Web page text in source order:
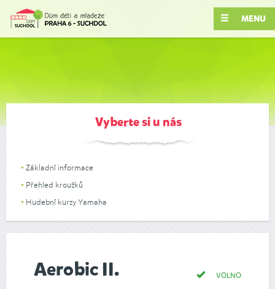
MENU
Vyberte si u nás
Základní informace
Přehled kroužků
Hudební kurzy Yamaha
VOLNO
Aerobic II.